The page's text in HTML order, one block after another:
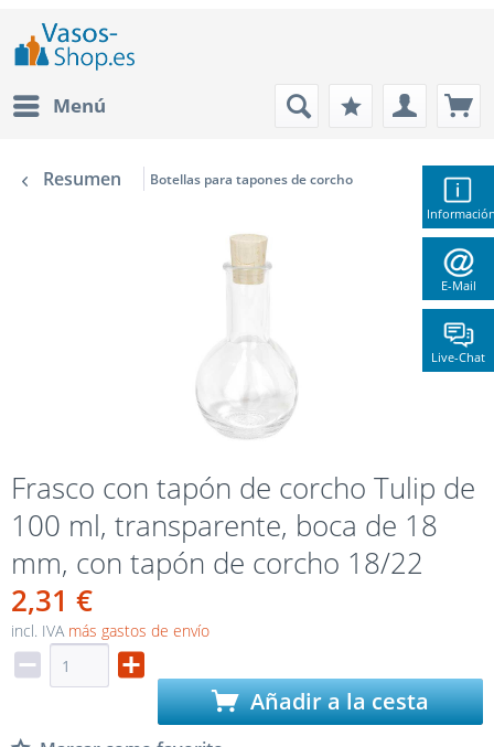
E-Mail
Live-Chat
Menú
Resumen Botellas para tapones de corcho
Frasco con tapón de corcho Tulip de
100 ml, transparente, boca de 18
mm, con tapón de corcho 18/22
2,31 €
incl. IVA más gastos de envío
Añadir a la cesta